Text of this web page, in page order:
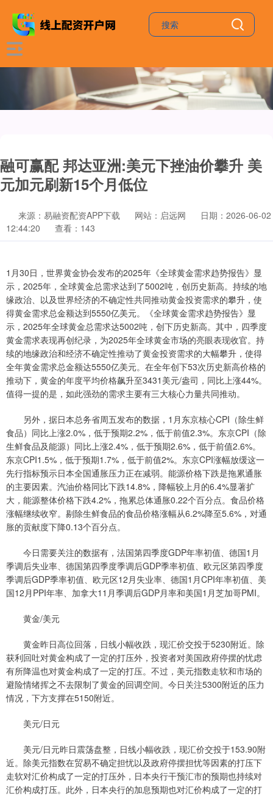
融可赢配 邦达亚洲:美元下挫油价攀升 美
元加元刷新15个月低位
来源：易融资配资APP下载 网站：启远网
日期：2026-06-02
12:44:20
查看：143
1月30日，世界黄金协会发布的2025年《全球黄金需求趋势报告》显
示，2025年，全球黄金总需求达到了5002吨，创历史新高。持续的地
缘政治、以及世界经济的不确定性共同推动黄金投资需求的攀升，使
得黄金需求总金额达到5550亿美元。《全球黄金需求趋势报告》显
示，2025年全球黄金总需求达5002吨，创下历史新高。其中，四季度
黄金需求表现再创纪录，为2025年全球黄金市场的亮眼表现收官。持
续的地缘政治和经济不确定性推动了黄金投资需求的大幅攀升，使得
全年黄金需求总金额达5550亿美元。在全年创下53次历史新高价格的
推动下，黄金的年度平均价格飙升至3431美元/盎司，同比上涨44%。
值得一提的是，如此强劲的需求主要有三大核心力量共同推动。
另外，据日本总务省周五发布的数据，1月东京核心CPI（除生鲜
食品）同比上涨2.0%，低于预期2.2%，低于前值2.3%。东京CPI（除
生鲜食品及能源）同比上涨2.4%，低于预期2.6%，低于前值2.6%。
东京CPI1.5%，低于预期1.7%，低于前值2%。东京CPI涨幅放缓这一
先行指标预示日本全国通胀压力正在减弱。能源价格下跌是拖累通胀
的主要因素。汽油价格同比下跌14.8%，降幅较上月的6.4%显著扩
大，能源整体价格下跌4.2%，拖累总体通胀0.22个百分点。食品价格
涨幅继续收窄。剔除生鲜食品的食品价格涨幅从6.2%降至5.6%，对通
胀的贡献度下降0.13个百分点。
今日需要关注的数据有，法国第四季度GDP年率初值、德国1月
季调后失业率、德国第四季度季调后GDP季率初值、欧元区第四季度
季调后GDP季率初值、欧元区12月失业率、德国1月CPI年率初值、美
国12月PPI年率、加拿大11月季调后GDP月率和美国1月芝加哥PMI。
黄金/美元
黄金昨日高位回落，日线小幅收跌，现汇价交投于5230附近。除
获利回吐对黄金构成了一定的打压外，投资者对美国政府停摆的忧虑
有所降温也对黄金构成了一定的打压。不过，美元指数走软和市场的
避险情绪挥之不去限制了黄金的回调空间。今日关注5300附近的压力
情况，下方支撑在5150附近。
美元/日元
美元/日元昨日震荡盘整，日线小幅收跌，现汇价交投于153.90附
近。除美元指数在贸易不确定担忧以及政府停摆担忧等因素的打压下
走软对汇价构成了一定的打压外，日本央行干预汇市的预期也持续对
汇价构成打压。此外，日本央行的加息预期也对汇价构成了一定的打